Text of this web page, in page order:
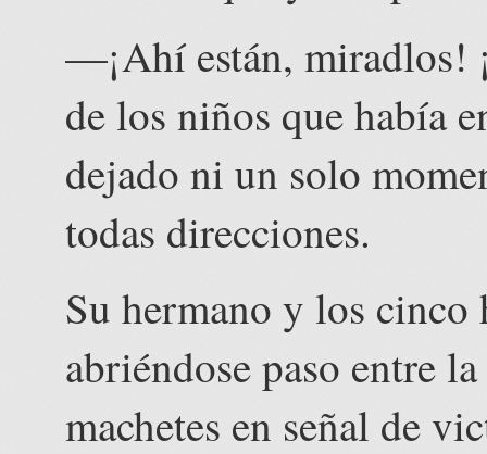
—¡Ahí están,
de los niños que había
dejado ni un solo
todas direcciones.
Su hermano y los cinco
abriéndose paso entre
machetes en señal de